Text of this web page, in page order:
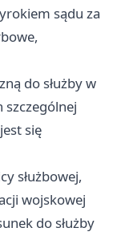
sądu za
do służby w
się
służbowej,
wojskowej
do służby